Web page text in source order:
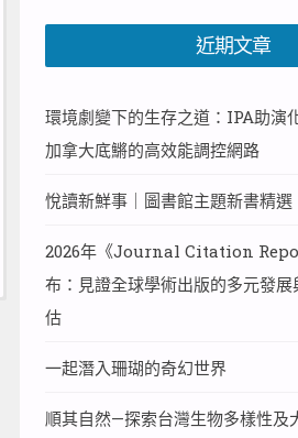
近期文章
環境劇變下的生存之道：IPA助演
加拿大底鱂的高效能調控網路
悅讀新鮮事｜圖書館主題新書精選
2026年《Journal Citation
布：見證全球學術出版的多元發展
估
一起潛入珊瑚的奇幻世界
順其自然—探索台灣生物多樣性及